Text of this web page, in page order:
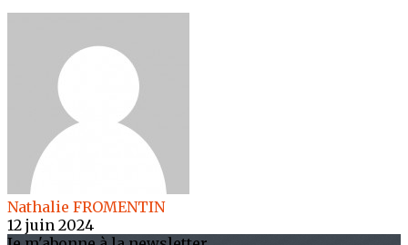
Nathalie FROMENTIN
12 juin 2024